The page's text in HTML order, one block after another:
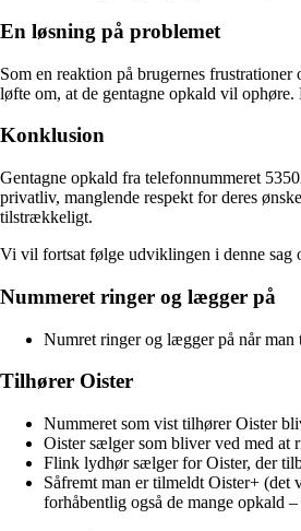
En løsning på problemet
Som en reaktion på brugernes
løfte om, at de gentagne opkald vil
Konklusion
Gentagne opkald fra telefonnummeret
privatliv, manglende respekt for deres
tilstrækkeligt.
Vi vil fortsat følge udviklingen i denne sag
Nummeret ringer og lægger på
Numret ringer og lægger på når man
Tilhører Oister
Nummeret som vist tilhører Oister
Oister sælger som bliver ved med at
Flink lydhør sælger for Oister, der
Såfremt man er tilmeldt Oister+ (det
forhåbentlig også de mange opkald